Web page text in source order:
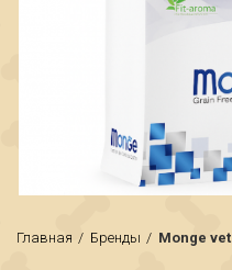
Главная Бренды Monge vet